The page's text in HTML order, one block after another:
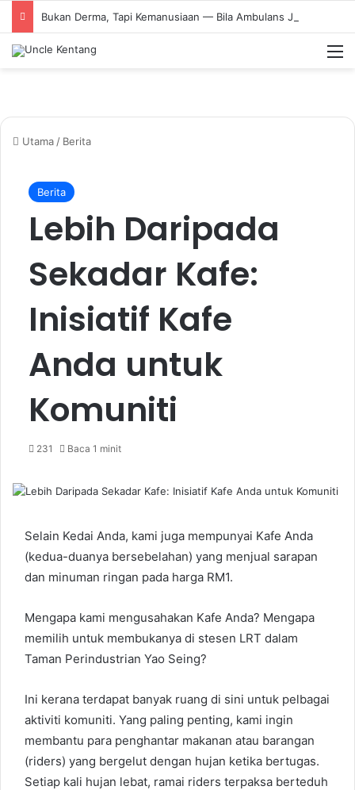
Utama / Berita
Berita
Lebih Daripada
Sekadar Kafe:
Inisiatif Kafe
Anda untuk
Komuniti
231 Baca 1 minit
Selain Kedai Anda, kami juga mempunyai Kafe Anda
(kedua-duanya bersebelahan) yang menjual sarapan
dan minuman ringan pada harga RM1.
Mengapa kami mengusahakan Kafe Anda? Mengapa
memilih untuk membukanya di stesen LRT dalam
Taman Perindustrian Yao Seing?
Ini kerana terdapat banyak ruang di sini untuk pelbagai
aktiviti komuniti. Yang paling penting, kami ingin
membantu para penghantar makanan atau barangan
(riders) yang bergelut dengan hujan ketika bertugas.
Setiap kali hujan lebat, ramai riders terpaksa berteduh